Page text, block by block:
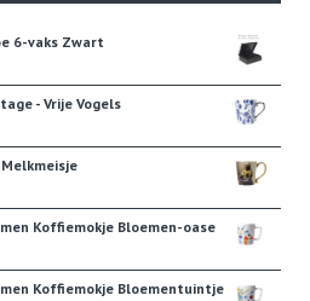
6-vaks Zwart
- Vrije Vogels
Koffiemokje Bloemen-oase
Koffiemokje Bloementuintje